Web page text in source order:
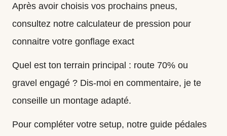
Après avoir choisis vos prochains pneus,
consultez notre calculateur de pression pour
connaitre votre gonflage exact
Quel est ton terrain principal : route 70% ou
gravel engagé ? Dis-moi en commentaire, je te
conseille un montage adapté.
Pour compléter votre setup, notre guide pédales